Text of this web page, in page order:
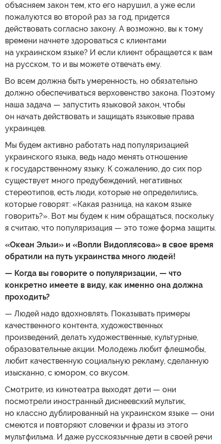
объясняем закон тем, кто его нарушил, а уже если
пожалуются во второй раз за год, придется
действовать согласно закону. А возможно, вы к тому
времени начнете здороваться с клиентами
на украинском языке? И если клиент обращается к вам
на русском, то и вы можете отвечать ему.
Во всем должна быть умеренность, но обязательно
должно обеспечиваться верховенство закона. Поэтому
наша задача — запустить языковой закон, чтобы
он начать действовать и защищать языковые права
украинцев.
Мы будем активно работать над популяризацией
украинского языка, ведь надо менять отношение
к государственному языку. К сожалению, до сих пор
существует много предубеждений, негативных
стереотипов, есть люди, которые не определились,
которые говорят: «Какая разница, на каком языке
говорить?». Вот мы будем к ним обращаться, поскольку
я считаю, что популяризация — это тоже форма защиты.
«Океан Эльзи» и «Вопли Видоплясова» в свое время
обратили на путь украинства много людей!
— Когда вы говорите о популяризации, — что
конкретно имеете в виду, как именно она должна
проходить?
— Людей надо вдохновлять. Показывать примеры
качественного контента, художественных
произведений, делать художественные, культурные,
образовательные акции. Молодежь любит флешмобы,
любит качественную социальную рекламу, сделанную
изысканно, с юмором, со вкусом.
Смотрите, из кинотеатра выходят дети — они
посмотрели иностранный диснеевский мультик,
но классно дублированный на украинском языке — они
смеются и повторяют словечки и фразы из этого
мультфильма. И даже русскоязычные дети в своей речи